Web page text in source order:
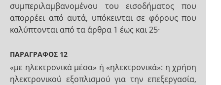
συμπεριλαμβανομένου του εισοδήματος που
απορρέει από αυτά, υπόκεινται σε φόρους που
καλύπτονται από τα άρθρα 1 έως και 25·
ΠΑΡΑΓΡΑΦΟΣ 12
«με ηλεκτρονικά μέσα» ή «ηλεκτρονικά»: η χρήση
ηλεκτρονικού εξοπλισμού για την επεξεργασία,